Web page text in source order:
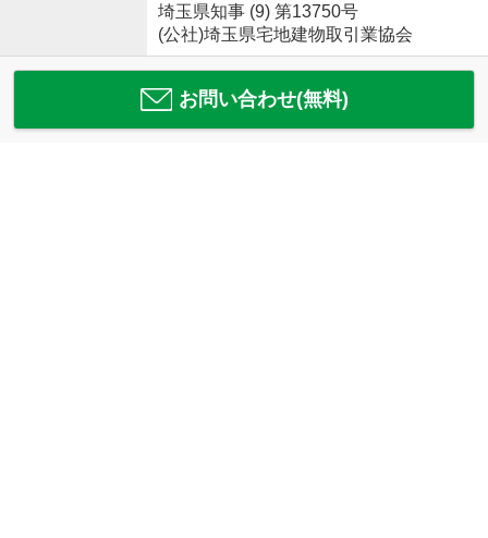
埼玉県知事 (9) 第13750号
(公社)埼玉県宅地建物取引業協会
お問い合わせ(無料)